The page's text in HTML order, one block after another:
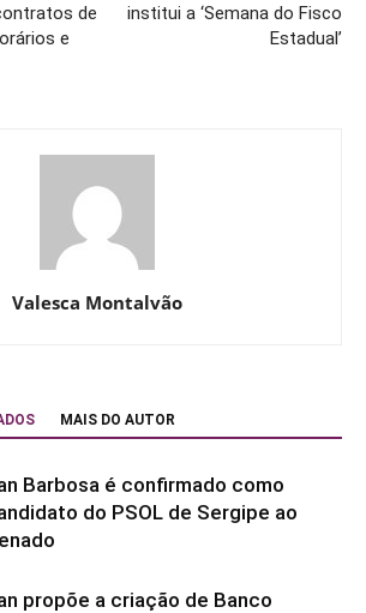
de
e
institui a ‘Semana do Fisco
Estadual’
Valesca Montalvão
MAIS DO AUTOR
Barbosa é confirmado como
do PSOL de Sergipe ao
propõe a criação de Banco